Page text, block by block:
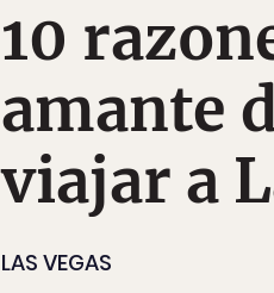
10
amante
viajar a
LAS VEGAS